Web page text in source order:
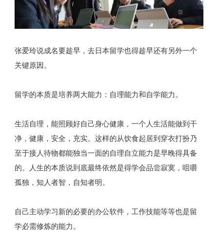
张爱玲说成名要趁早，去日本留学也得趁早还有另外一个
关键原因。
留学的本质是培养两大能力：自理能力和自学能力。
生活自理，能照顾好自己身心健康，一个人生活能做到干
净，健康，安全，充实。这样的从饮食起居到穿衣打扮乃
至于接人待物都能独当一面的自理自立能力是早晚得具备
的。人生的本质说到底最终依然是得学会品尝寂寞，咀嚼
孤独，知人者智，自知者明。
自己主动学习新的必要的办公软件，工作技能等等也是留
学必需修炼的能力。